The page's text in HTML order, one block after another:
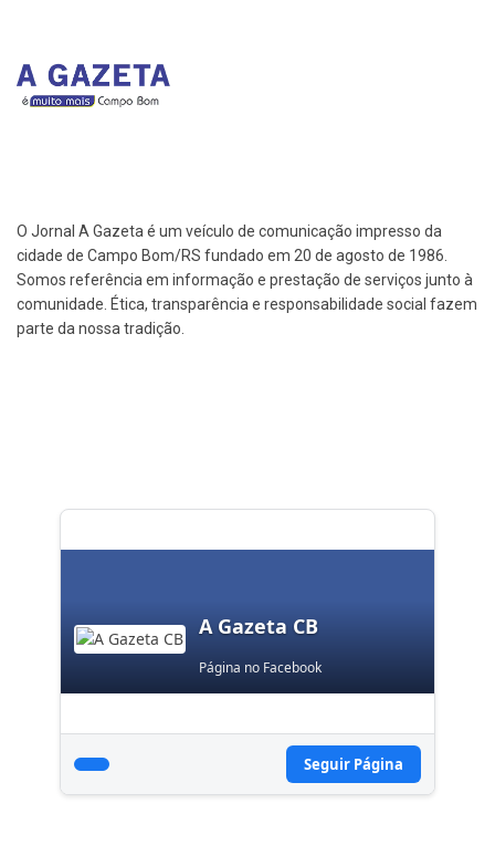
O Jornal A Gazeta é um veículo de comunicação impresso da
cidade de Campo Bom/RS fundado em 20 de agosto de 1986.
Somos referência em informação e prestação de serviços junto à
comunidade. Ética, transparência e responsabilidade social fazem
parte da nossa tradição.
A Gazeta CB
Página no Facebook
Seguir Página